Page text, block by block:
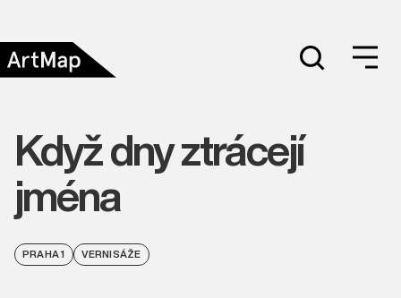
Když dny ztrácejí
jména
PRAHA 1 VERNISÁŽE